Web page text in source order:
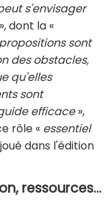
s'envisager
dont la «
sont
des obstacles,
qu'elles
sont
efficace»,
rôle « essentiel
dans l'édition
ressources...